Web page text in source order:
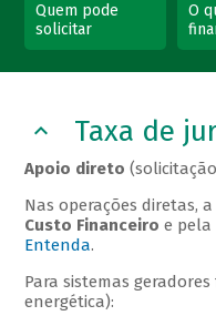
Quem pode
solicitar
O
Taxa de
Apoio direto
Nas operações diretas,
Custo Financeiro e pela
Entenda.
Para sistemas
energética):